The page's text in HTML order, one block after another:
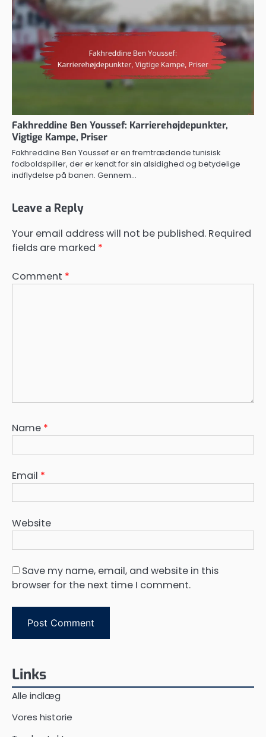
Fakhreddine Ben Youssef: Karrierehøjdepunkter,
Vigtige Kampe, Priser
Fakhreddine Ben Youssef er en fremtrædende tunisisk
fodboldspiller, der er kendt for sin alsidighed og betydelige
indflydelse på banen. Gennem…
Leave a Reply
Your email address will not be published. Required
fields are marked *
Comment *
Name *
Email *
Website
Save my name, email, and website in this
browser for the next time I comment.
Links
Alle indlæg
Vores historie